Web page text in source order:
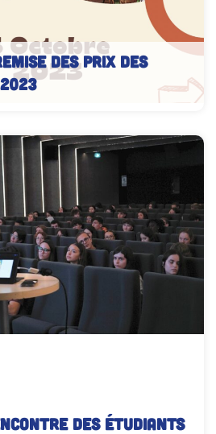
remise des prix des
des étudiants